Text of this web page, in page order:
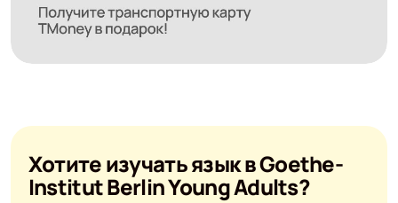
Хотите изучать язык в Goethe-
Institut Berlin Young Adults?